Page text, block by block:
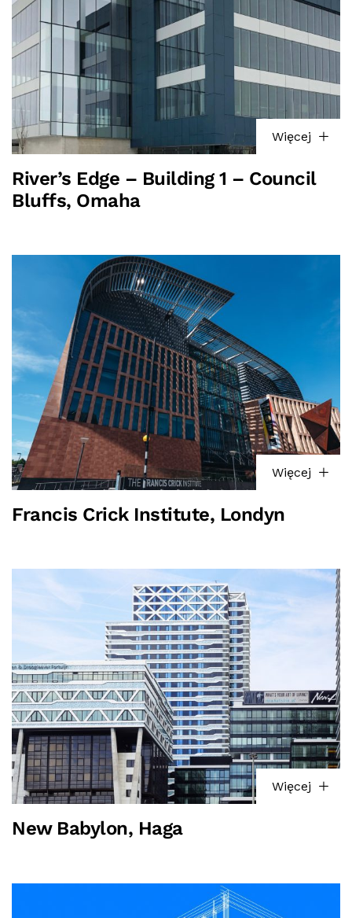
Więcej
River’s Edge – Building 1 – Council
Bluffs, Omaha
Więcej
Francis Crick Institute, Londyn
Więcej
New Babylon, Haga